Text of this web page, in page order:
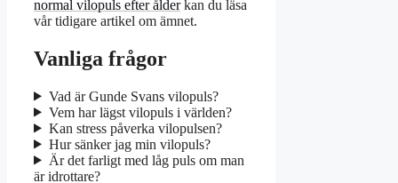
normal vilopuls efter ålderkan du läsa
vår tidigare artikel om ämnet.
Vanliga frågor
Vad är Gunde Svans vilopuls?
Vem har lägst vilopuls i världen?
Kan stress påverka vilopulsen?
Hur sänker jag min vilopuls?
Är det farligt med låg puls om man
är idrottare?